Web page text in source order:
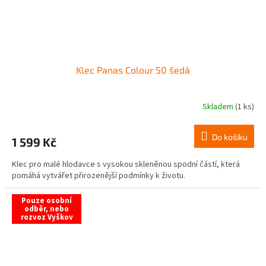
Klec Panas Colour 50 šedá
Skladem (1 ks)
1 599 Kč Do košíku
Klec pro malé hlodavce s vysokou skleněnou spodní částí, která
pomáhá vytvářet přirozenější podmínky k životu.
Pouze osobní
odběr, nebo
rozvoz Vyškov